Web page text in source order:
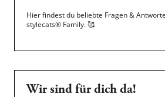
Hier findest du beliebte Fragen &
stylecats® Family.🥰
Wir sind für dich da!